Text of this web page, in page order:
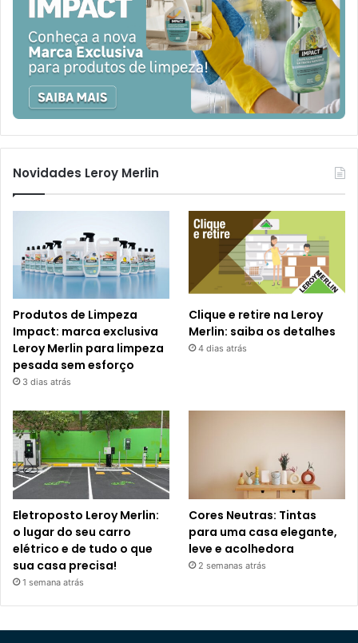
Novidades Leroy Merlin
Produtos de Limpeza
Impact: marca exclusiva
Leroy Merlin para limpeza
pesada sem esforço
3 dias atrás
Clique e retire na Leroy
Merlin: saiba os detalhes
4 dias atrás
Eletroposto Leroy Merlin:
o lugar do seu carro
elétrico e de tudo o que
sua casa precisa!
1 semana atrás
Cores Neutras: Tintas
para uma casa elegante,
leve e acolhedora
2 semanas atrás